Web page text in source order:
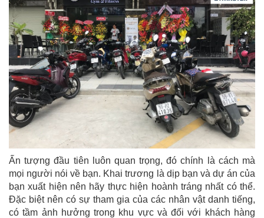
Ấn tượng đầu tiên luôn quan trọng, đó chính là cách mà
mọi người nói về bạn. Khai trương là dịp bạn và dự án của
bạn xuất hiện nên hãy thực hiện hoành tráng nhất có thể.
Đặc biệt nên có sự tham gia của các nhân vật danh tiếng,
có tầm ảnh hưởng trong khu vực và đối với khách hàng